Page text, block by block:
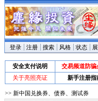
登录 注册 搜索 风格 状态
安全支付说明 交易频道防骗
关于亮照亮证
新手注册指
>> 新中国兑换券、债券、测试券